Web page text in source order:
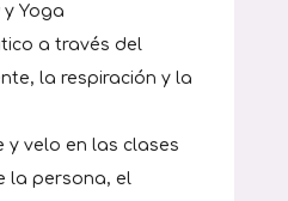
y Yoga
a través del
la respiración y la
y velo en las clases
la persona, el